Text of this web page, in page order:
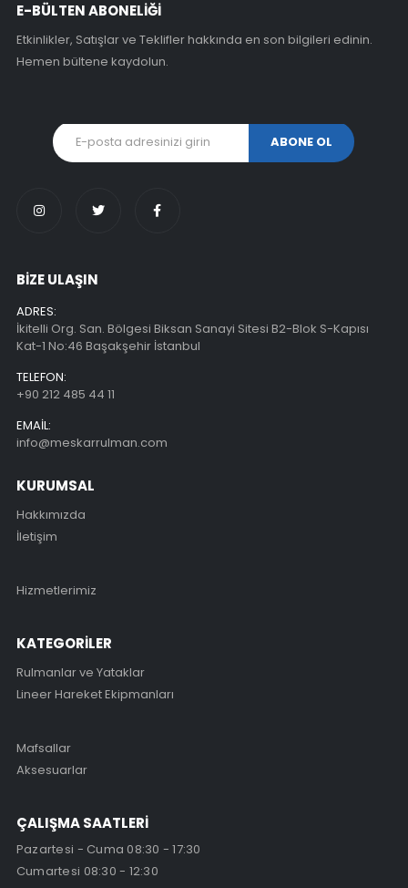
E-BÜLTEN ABONELİĞİ
Etkinlikler, Satışlar ve Teklifler hakkında en son bilgileri edinin.
Hemen bültene kaydolun.
BİZE ULAŞIN
ADRES:
İkitelli Org. San. Bölgesi Biksan Sanayi Sitesi B2-Blok S-Kapısı
Kat-1 No:46 Başakşehir İstanbul
TELEFON:
+90 212 485 44 11
EMAIL:
info@meskarrulman.com
KURUMSAL
Hakkımızda
İletişim
Hizmetlerimiz
KATEGORİLER
Rulmanlar ve Yataklar
Lineer Hareket Ekipmanları
Mafsallar
Aksesuarlar
ÇALIŞMA SAATLERİ
Pazartesi - Cuma 08:30 - 17:30
Cumartesi 08:30 - 12:30